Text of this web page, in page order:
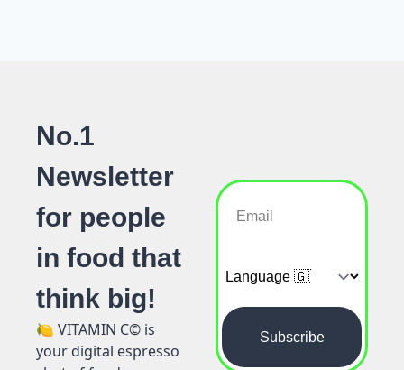
No.1
Newsletter
for people
in food that
think big!
🍋 VITAMIN C© is
your digital espresso
Subscribe